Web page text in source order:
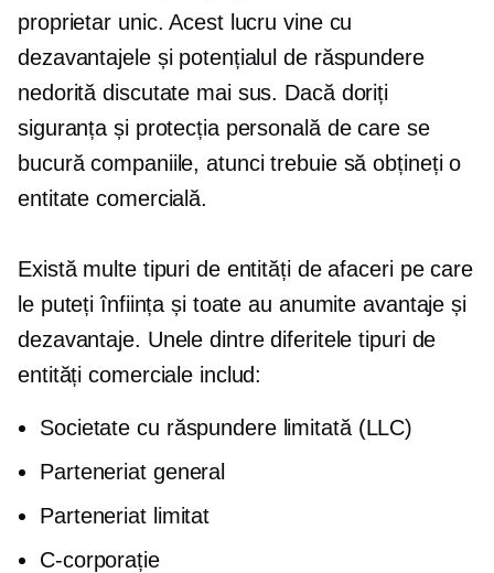
proprietar unic. Acest lucru vine cu
dezavantajele și potențialul de răspundere
nedorită discutate mai sus. Dacă doriți
siguranța și protecția personală de care se
bucură companiile, atunci trebuie să obțineți o
entitate comercială.
Există multe tipuri de entități de afaceri pe care
le puteți înființa și toate au anumite avantaje și
dezavantaje. Unele dintre diferitele tipuri de
entități comerciale includ:
Societate cu răspundere limitată (LLC)
Parteneriat general
Parteneriat limitat
C-corporație